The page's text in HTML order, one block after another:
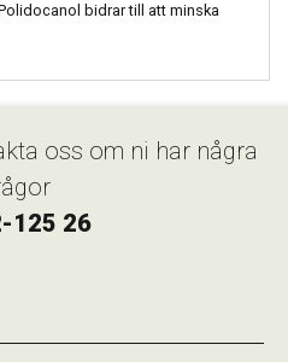
bidrar till att minska
oss om ni har några
125 26